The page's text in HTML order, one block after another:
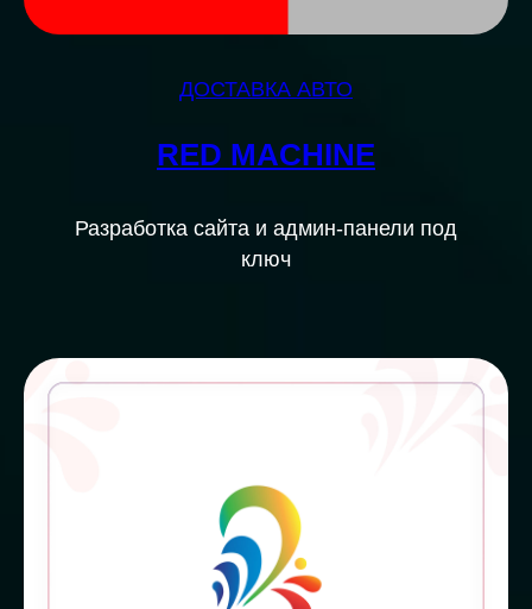
ДОСТАВКА АВТО
RED MACHINE
Разработка сайта и админ-панели под
ключ